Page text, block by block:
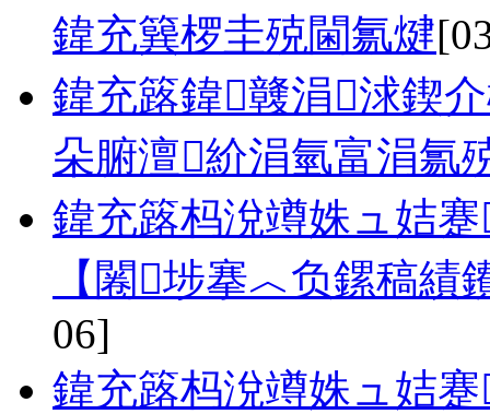
鍏充簨椤圭殑閫氱煡
鍏充簬鍏竷涓浗鍥
朵腑澶紒涓氫富涓氱
鍏充簬杩涗竴姝ュ姞
【闂埗搴︿负鏍稿
06]
鍏充簬杩涗竴姝ュ姞